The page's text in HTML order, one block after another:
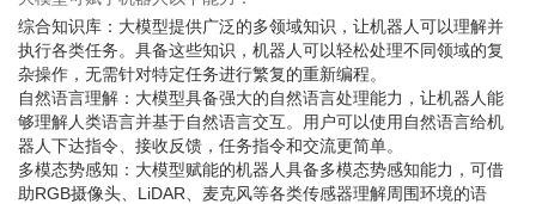
综合知识库：大模型提供广泛的多领域知识，让机器人可以理解并
执行各类任务。具备这些知识，机器人可以轻松处理不同领域的复
杂操作，无需针对特定任务进行繁复的重新编程。
自然语言理解：大模型具备强大的自然语言处理能力，让机器人能
够理解人类语言并基于自然语言交互。用户可以使用自然语言给机
器人下达指令、接收反馈，任务指令和交流更简单。
多模态势感知：大模型赋能的机器人具备多模态势感知能力，可借
助RGB摄像头、LiDAR、麦克风等各类传感器理解周围环境的语